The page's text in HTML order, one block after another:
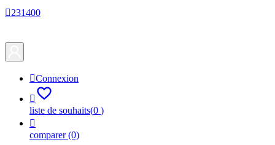
231400
Connexion

liste de souhaits(0 )

comparer(0)